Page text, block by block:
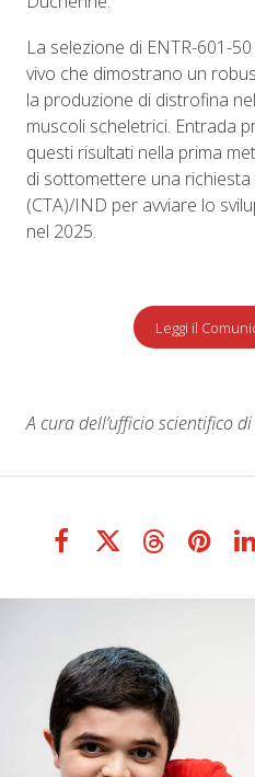
La selezione di ENTR-601-
vivo che dimostrano un
la produzione di distrofina
muscoli scheletrici. Entrada
questi risultati nella prima
di sottomettere una
(CTA)/IND per avviare lo
nel 2025.
Leggi il
A cura dell’ufficio scientifico